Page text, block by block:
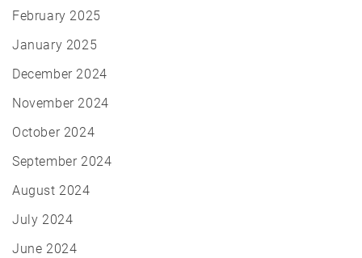
February 2025
January 2025
December 2024
November 2024
October 2024
September 2024
August 2024
July 2024
June 2024